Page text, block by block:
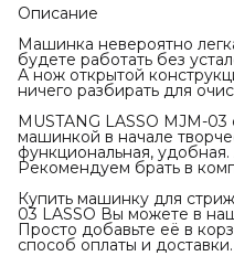
Описание
Машинка невероятно
будете работать без
А нож открытой
ничего разбирать для
MUSTANG LASSO MJM-
машинкой в начале
функциональная,
Рекомендуем брать в
Купить машинку для
03 LASSO Вы можете в
Просто добавьте её в
способ оплаты и доставки.